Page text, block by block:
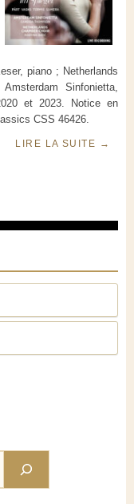
piano ; Netherlands
Sinfonietta,
et 2023. Notice en
CSS 46426.
LIRE LA SUITE →